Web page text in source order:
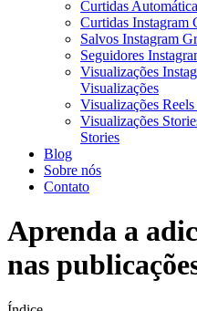
Curtidas
Curtidas Instagram
Salvos Instagram
Seguidores
Visualizações
Visualizações
Visualizações
Visualizações
Stories
Blog
Sobre nós
Contato
Aprenda a
nas